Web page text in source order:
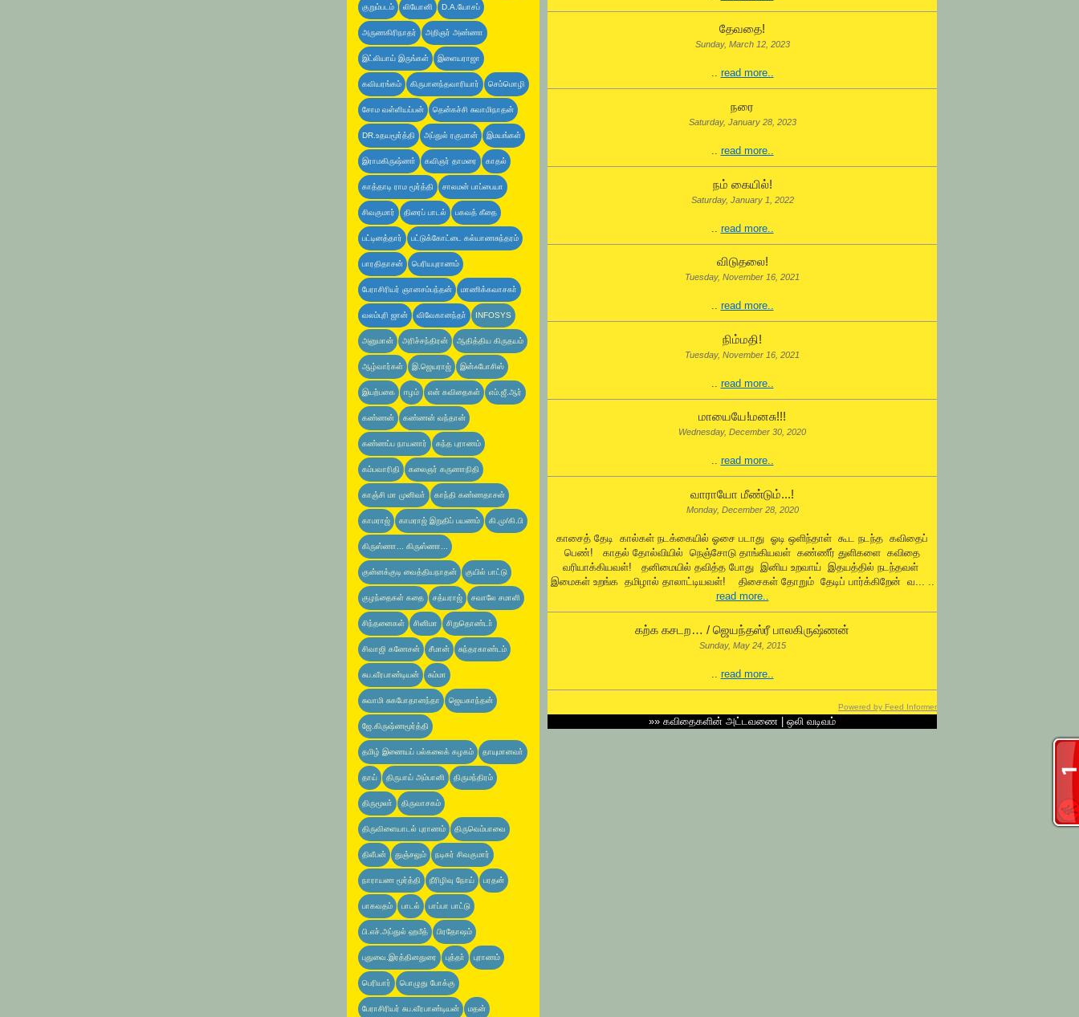
குறும்படம் லியோனி D.A.யோசப்
அருணகிரிநாதர் அறிஞர் அண்ணா
இட்லியாய் இருங்கள் இளையராஜா
கவியரங்கம் கிருபானந்தவாரியார் செம்மொழி
சோம வள்ளியப்பன் தென்கச்சி சுவாமிநாதன்
DR.உதயமூர்த்தி அப்துல் ரகுமான் இமயங்கள்
இராமகிருஷ்ணா் கவிஞர் தாமரை காதல்
காத்தாடி ராம மூர்த்தி சாலமன் பாப்பையா
சிவகுமார் திரைப் பாடல் பகவத் கீதை
பட்டினத்தார் பட்டுக்கோட்டை கல்யாணசுந்தரம்
பாரதிதாசன் பெரியபுராணம்
பேராசிரியர் ஞானசம்பந்தன் மாணிக்கவாசகா்
வலம்புரி ஜான் விவேகானந்தா் INFOSYS
அனுமான் அரிச்சந்திரன் ஆதித்திய கிருதயம்
ஆழ்வார்கள் இ.ஜெயராஜ் இன்ஃபோசிஸ்
இயற்பகை ஈழம் என் கவிதைகள் எம்.ஜீ.ஆர்
கண்ணன் கண்ணன் வந்தான்
கண்ணப்ப நாயனார் கந்த புராணம்
கம்பவாரிதி கலைஞர் கருணாநிதி
காஞ்சி மா முனிவா் காந்தி கண்ணதாசன்
காமராஜ் காமராஜ் இறுதிப் பயணம் கி.மு/கி.பி
கிருஸ்ணா... கிருஸ்ணா...
குன்னக்குடி வைத்தியநாதன் குயில் பாட்டு
குழந்தைகள் கதை சத்யராஜ் சவாலே சமாளி
சிந்தனைகள் சினிமா சிறுதொண்டா்
சிவாஜி கணேசன் சீமான் சுந்தரகாண்டம்
சுப.வீரபாண்டியன் சும்மா
சுவாமி சுகபோதானந்தா ஜெயகாந்தன்
ஜே.கிருஷ்ணமூர்த்தி
தமிழ் இணையப் பல்கலைக் கழகம் தாயுமானவா்
தாய் திருபாய் அம்பானி திருமந்திரம்
திருமூலா் திருவாசகம்
திருவிளையாடல் புராணம் திருவெம்பாவை
திலீபன் துஞ்சலும் நடிகர் சிவகுமார்
நாராயண மூர்த்தி நீரிழிவு நோய் பரதன்
பாகவதம் பாடல் பாப்பா பாட்டு
பி.எச்.அப்துல் ஹமீத் பிரதோஷம்
புதுவை.இரத்தினதுரை புத்தா் புராணம்
பெரியார் பொழுது போக்கு
பேராசிரியர் சுப.வீரபாண்டியன் மதன்
தேவதை!
Sunday, March 12, 2023
.. read more..
நரை
Saturday, January 28, 2023
.. read more..
நம் கையில்!
Saturday, January 1, 2022
read more..
விடுதலை!
Tuesday, November 16, 2021
.. read more..
நிம்மதி!
Tuesday, November 16, 2021
.. read more..
மாயையே!மனசு!!!
Wednesday, December 30, 2020
.. read more..
வாராயோ மீண்டும்...!
Monday, December 28, 2020
காசைத் தேடி கால்கள் நடக்கையில் ஓசை படாது ஓடி ஒளிந்தாள் கூட நடந்த கவிதைப்
பெண்! காதல் தோல்வியில் நெஞ்சோடு தாங்கியவள் கண்ணீர் துளிகளை கவிதை
வரியாக்கியவள்! தனிமையில் தவித்த போது இனிய உறவாய் இதயத்தில் நடந்தவள்
இமைகள் உறங்க தமிழால் தாலாட்டியவள்! திசைகள் தோறும் தேடிப் பார்க்கிறேன் வ... ..
read more..
கற்க கசடற… / ஜெயந்தஸ்ரீ பாலகிருஷ்ணன்
Sunday, May 24, 2015
read more..
Powered by Feed Informer
»» கவிதைகளின் அட்டவணை ஒலி வடிவம்